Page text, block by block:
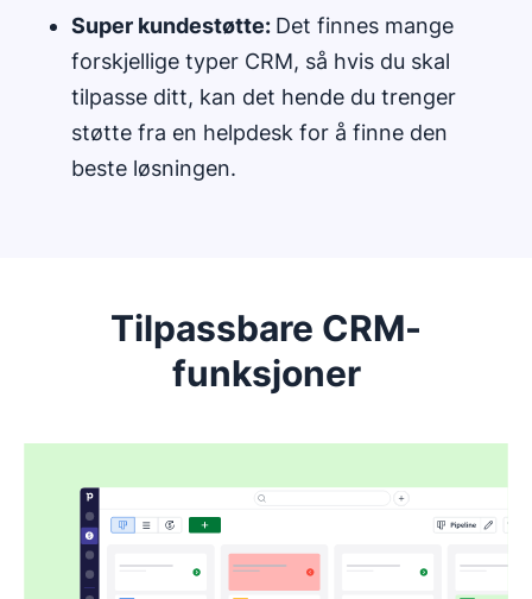
Super kundestøtte: Det finnes mange
forskjellige typer CRM, så hvis du skal
tilpasse ditt, kan det hende du trenger
støtte fra en helpdesk for å finne den
beste løsningen.
Tilpassbare CRM-
funksjoner